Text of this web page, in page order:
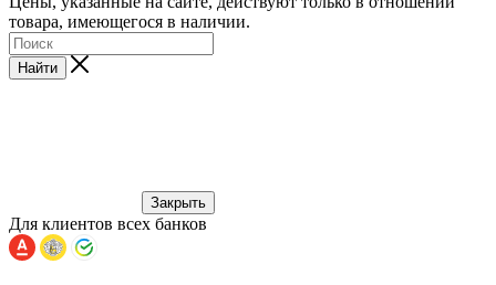
товара, имеющегося в наличии.
Найти
Закрыть
Для клиентов всех банков